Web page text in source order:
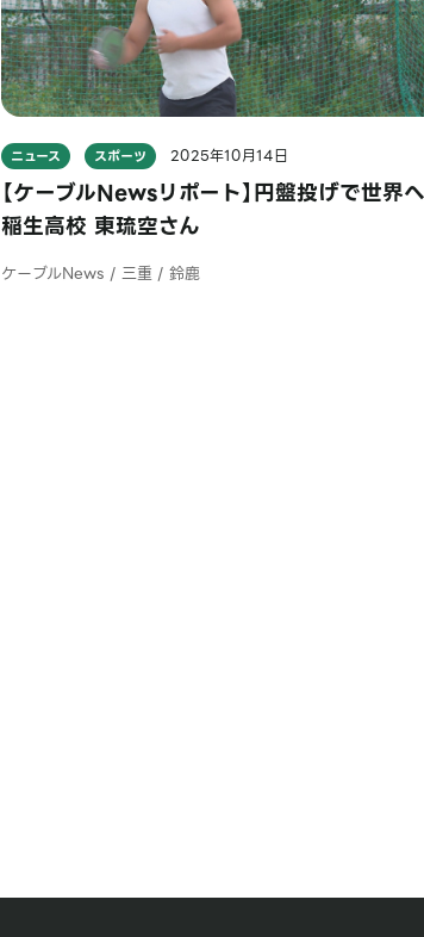
ニュース スポーツ 2025年10月14日
【ケーブルNewsリポート】円盤投げで世界
稲生高校 東琉空さん
ケーブルNews / 三重 / 鈴鹿